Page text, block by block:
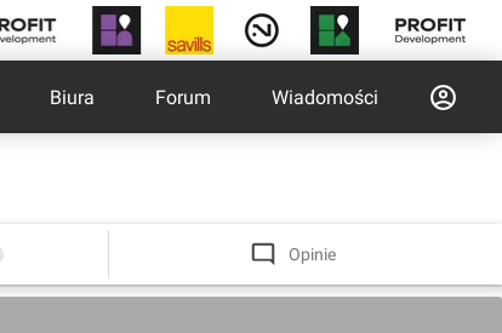
Biura Forum Wiadomości
Opinie